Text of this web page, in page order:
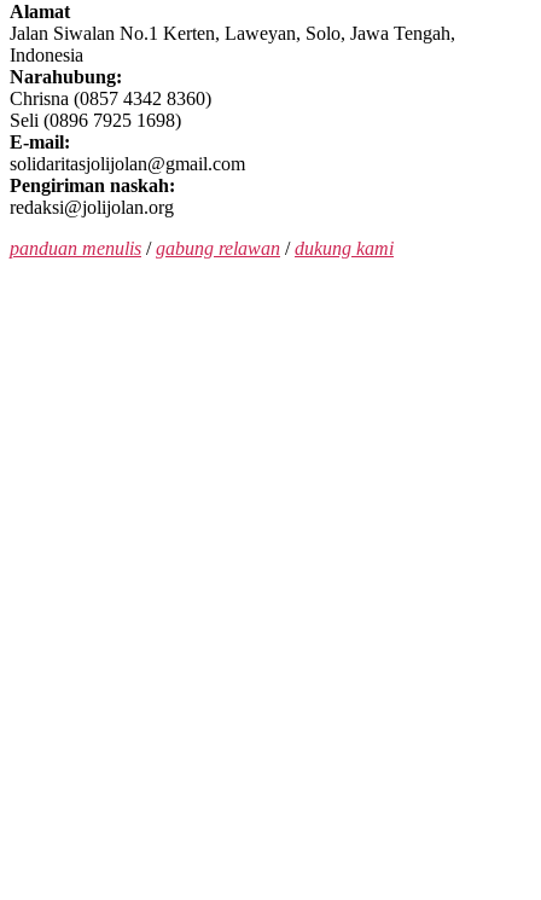
Alamat
Jalan Siwalan No.1 Kerten, Laweyan, Solo, Jawa Tengah,
Indonesia
Narahubung:
Chrisna (0857 4342 8360)
Seli (0896 7925 1698)
E-mail:
solidaritasjolijolan@gmail.com
Pengiriman naskah:
redaksi@jolijolan.org
panduan menulis /gabung relawan /dukung kami